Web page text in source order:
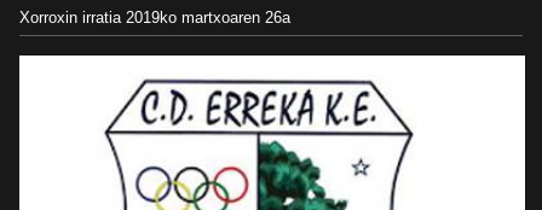
Xorroxin irratia 2019ko martxoaren 26a